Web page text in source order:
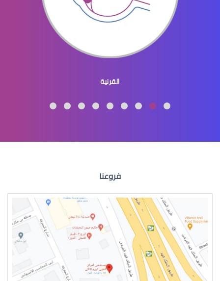
جراحة تجميل العيون والجفون
عمليات التجميل للعين
القرنية
فروعنا